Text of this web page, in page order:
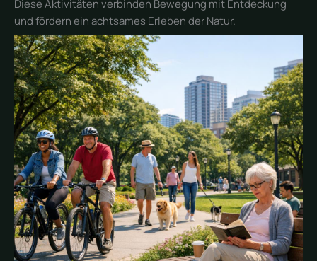
Diese Aktivitäten verbinden Bewegung mit Entdeckung
und fördern ein achtsames Erleben der Natur.